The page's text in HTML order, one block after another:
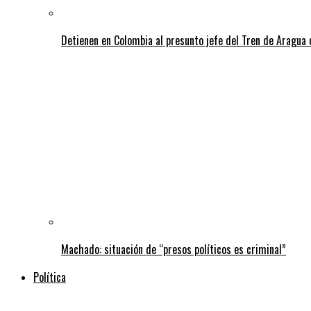
Detienen en Colombia al presunto jefe del Tren de Aragua
Machado: situación de “presos políticos es criminal”
Política